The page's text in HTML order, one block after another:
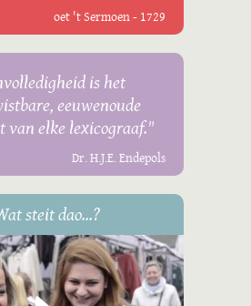
oet 't Sermoen - 1729
is het
eeuwenoude
van elke lexicograaf."
Dr. H.J.E. Endepols
steit dao...?